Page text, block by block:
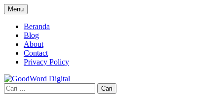
Skip
to
content
Menu
Beranda
Blog
About
Contact
Privacy Policy
Cari
untuk: